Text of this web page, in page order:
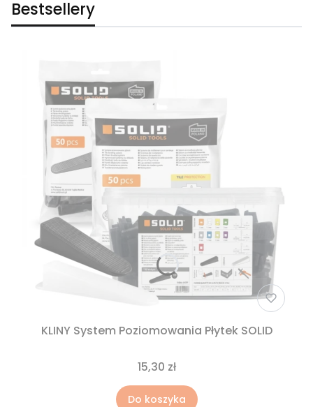
Bestsellery
KLINY System Poziomowania Płytek SOLID
15,30 zł
Do koszyka